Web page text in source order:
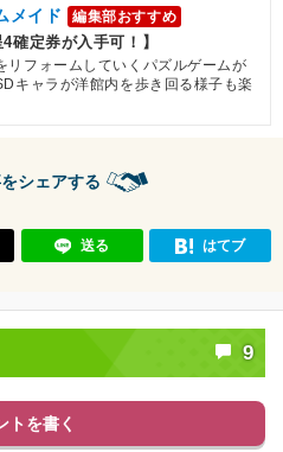
メイド 編集部おすすめ
4確定券が入手可！】
リフォームしていくパズルゲームが
キャラが洋館内を歩き回る様子も楽
シェアする
送る はてブ
9
トを書く